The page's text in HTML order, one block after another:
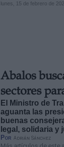
lunes, 15 de febrero de
Abalos
sectores
El Ministro de
aguanta las
buenas
legal, solidaria y
Por Adrián Sánchez